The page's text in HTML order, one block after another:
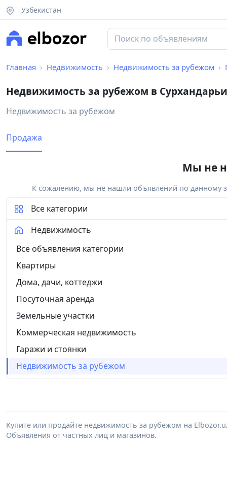
Узбекистан
Главная Недвижимость Недвижимость за рубежом
Недвижимость за рубежом в
Недвижимость за рубежом
Продажа
Мы не
К сожалению, мы не нашли объявлений по данному
Все категории
Недвижимость
Все объявления категории
Квартиры
Дома, дачи, коттеджи
Посуточная аренда
Земельные участки
Коммерческая недвижимость
Гаражи и стоянки
Недвижимость за рубежом
Купите или продайте недвижимость за рубежом на
Объявления от частных лиц и магазинов.